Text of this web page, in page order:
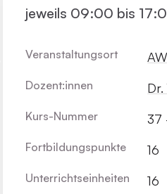
jeweils 09:00 bis
Veranstaltungsort
Dozent:innen
Kurs-Nummer 37
Fortbildungs­punkte 16
Unterrichts­einheiten 16